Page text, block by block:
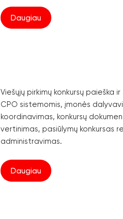
Daugiau
Viešųjų pirkimų konkursų paieška
CPO sistemomis, įmonės
koordinavimas, konkursų
vertinimas, pasiūlymų konkursas
administravimas.
Daugiau